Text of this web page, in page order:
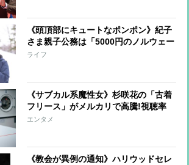
《頭頂部にキュートなポンポン》紀子
さま親子公務は「5000円のノルウェー
製」プチプラで「高見え」という質素
ライフ
《サブカル系魔性女》杉咲花の「古着
フリース」がメルカリで高騰!視聴率
3％台「異色の恋愛ドラマ」の隠れ人
エンタメ
《教会が異例の通知》ハリウッドセレ